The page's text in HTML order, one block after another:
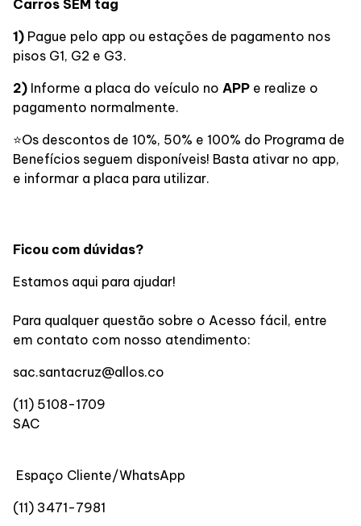
Carros SEM tag
1) Pague pelo app ou estações de pagamento nos
pisos G1, G2 e G3.
2) Informe a placa do veículo no APP e realize o
pagamento normalmente.
⭐️Os descontos de 10%, 50% e 100% do Programa de
Benefícios seguem disponíveis! Basta ativar no app,
e informar a placa para utilizar.
Ficou com dúvidas?
Estamos aqui para ajudar!
Para qualquer questão sobre o Acesso fácil, entre
em contato com nosso atendimento:
sac.santacruz@allos.co
(11) 5108-1709
SAC
Espaço Cliente/WhatsApp
(11) 3471-7981